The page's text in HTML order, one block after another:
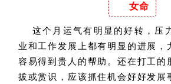
女命
这个月运气有明显的好转，压
业和工作发展上都有明显的进展，
容易得到贵人的帮助。还在打工的
拔或赏识，应该抓住机会好好发展